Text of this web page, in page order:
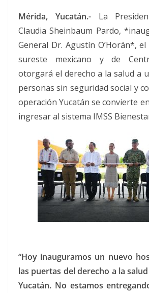
Mérida, Yucatán.-La
Claudia Sheinbaum Pardo,
General Dr. Agustín O’Horán*,
sureste mexicano y de
otorgará el derecho a la salud a
personas sin seguridad social y
operación Yucatán se convierte
ingresar al sistema IMSS
“Hoy inauguramos un nuevo
las puertas del derecho a la
Yucatán. No estamos